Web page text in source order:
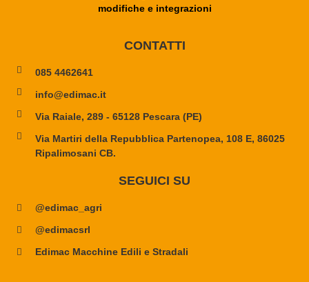
modifiche e integrazioni
CONTATTI
085 4462641
info@edimac.it
Via Raiale, 289 - 65128 Pescara (PE)
Via Martiri della Repubblica Partenopea, 108 E, 86025
Ripalimosani CB.
SEGUICI SU
@edimac_agri
@edimacsrl
Edimac Macchine Edili e Stradali